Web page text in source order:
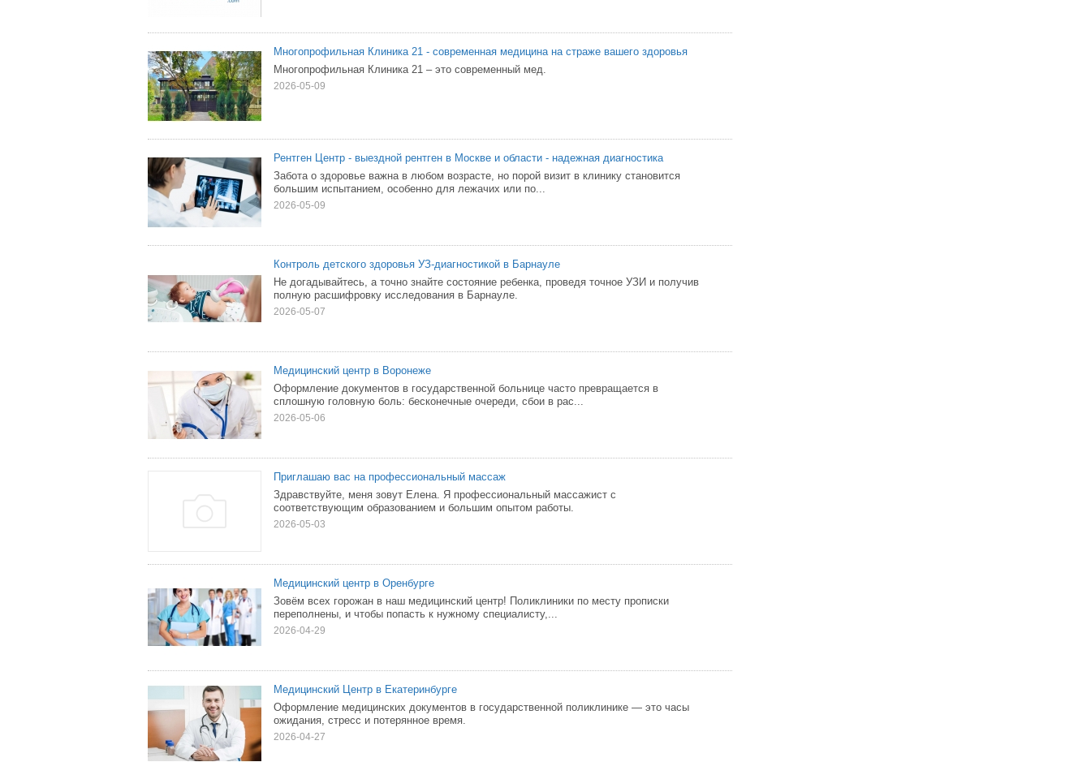
Многопрофильная Клиника 21 - современная медицина на страже вашего здоровья
Многопрофильная Клиника 21 – это современный мед.
2026-05-09
Рентген Центр - выездной рентген в Москве и области - надежная диагностика
Забота о здоровье важна в любом возрасте, но порой визит в клинику становится
большим испытанием, особенно для лежачих или по...
2026-05-09
Контроль детского здоровья УЗ-диагностикой в Барнауле
Не догадывайтесь, а точно знайте состояние ребенка, проведя точное УЗИ и получив
полную расшифровку исследования в Барнауле.
2026-05-07
Медицинский центр в Воронеже
Оформление документов в государственной больнице часто превращается в
сплошную головную боль: бесконечные очереди, сбои в рас...
2026-05-06
Приглашаю вас на профессиональный массаж
Здравствуйте, меня зовут Елена. Я профессиональный массажист с
соответствующим образованием и большим опытом работы.
2026-05-03
Медицинский центр в Оренбурге
Зовём всех горожан в наш медицинский центр! Поликлиники по месту прописки
переполнены, и чтобы попасть к нужному специалисту,...
2026-04-29
Медицинский Центр в Екатеринбурге
Оформление медицинских документов в государственной поликлинике — это часы
ожидания, стресс и потерянное время.
2026-04-27